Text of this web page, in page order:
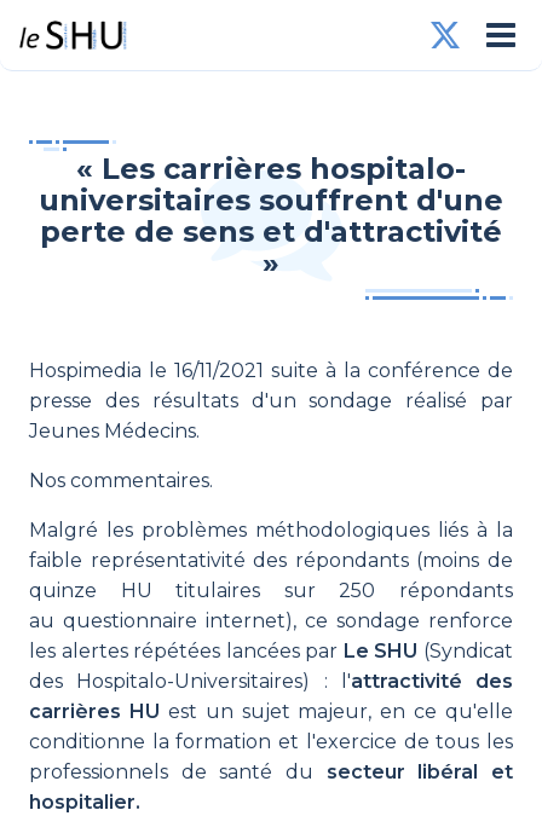
« Les carrières hospitalo-
universitaires souffrent d'une
perte de sens et d'attractivité
»
Hospimedia le 16/11/2021 suite à la conférence de
presse des résultats d'un sondage réalisé par
Jeunes Médecins.
Nos commentaires.
Malgré les problèmes méthodologiques liés à la
faible représentativité des répondants (moins de
quinze HU titulaires sur 250 répondants
au questionnaire internet), ce sondage renforce
les alertes répétées lancées par Le SHU (Syndicat
des Hospitalo-Universitaires) : l'attractivité des
carrières HU est un sujet majeur, en ce qu'elle
conditionne la formation et l'exercice de tous les
professionnels de santé du secteur libéral et
hospitalier.